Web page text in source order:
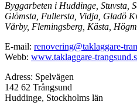
Byggarbeten i Huddinge, Stuvsta,
Glömsta, Fullersta, Vidja, Gladö
Vårby, Flemingsberg, Kästa,
E-mail: renovering@taklaggare-
Webb: www.taklaggare-
Adress: Spelvägen
142 62 Trångsund
Huddinge, Stockholms län